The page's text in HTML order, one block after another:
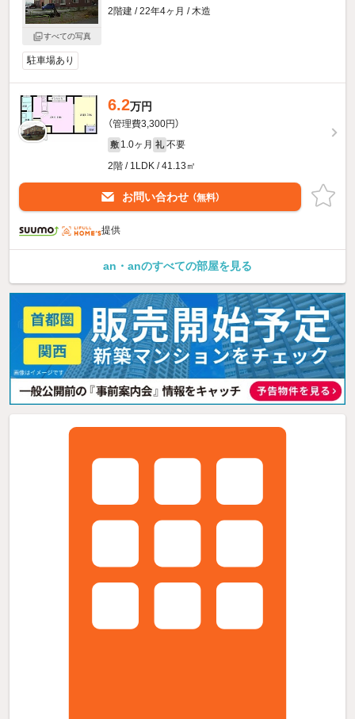
すべての写真
2階建 / 22年4ヶ月 / 木造
駐車場あり
6.2万円
（管理費3,300円）
敷 1.0ヶ月 礼 不要
2階 / 1LDK / 41.13㎡
お問い合わせ （無料）
提供
an・anのすべての部屋を見る